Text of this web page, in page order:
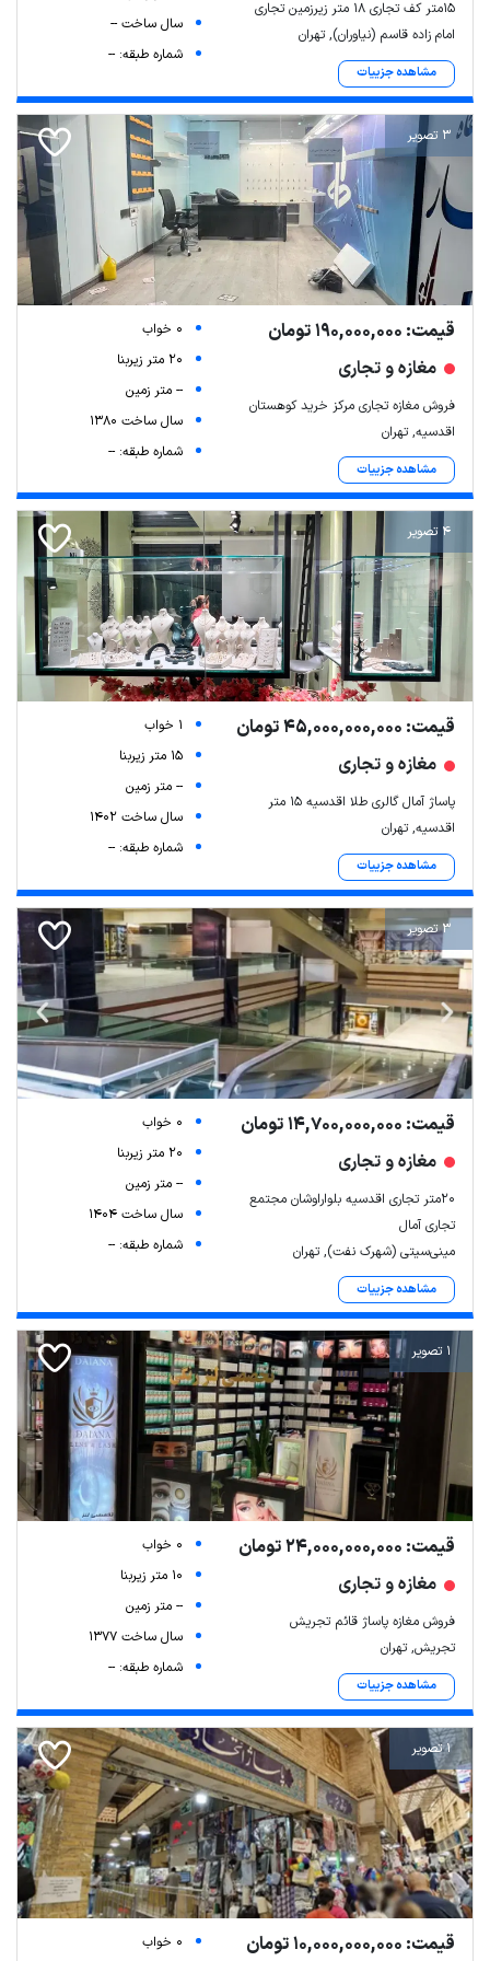
۱۵متر کف تجاری ۱۸ متر زیرزمین تجاری
امام زاده قاسم (نیاوران), تهران
مشاهده جزییات
سال ساخت --
شماره طبقه: --
3 تصویر
قیمت: 190,000,000 تومان
مغازه و تجاری
فروش مغازه تجاری مرکز خرید کوهستان
اقدسیه, تهران
مشاهده جزییات
0 خواب
20 متر زیربنا
-- متر زمین
سال ساخت 1380
شماره طبقه: --
4 تصویر
قیمت: 45,000,000,000 تومان
مغازه و تجاری
پاساژ آمال گالری طلا اقدسیه ۱۵ متر
اقدسیه, تهران
مشاهده جزییات
1 خواب
15 متر زیربنا
-- متر زمین
سال ساخت 1402
شماره طبقه: --
3 تصویر
قیمت: 14,700,000,000 تومان
مغازه و تجاری
۲۰متر تجاری اقدسیه بلواراوشان مجتمع
تجاری آمال
مینی‌سیتی (شهرک نفت), تهران
مشاهده جزییات
0 خواب
20 متر زیربنا
-- متر زمین
سال ساخت 1404
شماره طبقه: --
1 تصویر
قیمت: 24,000,000,000 تومان
مغازه و تجاری
فروش مغازه پاساژ قائم تجریش
تجریش, تهران
مشاهده جزییات
0 خواب
10 متر زیربنا
-- متر زمین
سال ساخت 1377
شماره طبقه: --
1 تصویر
قیمت: 10,000,000,000 تومان
0 خواب